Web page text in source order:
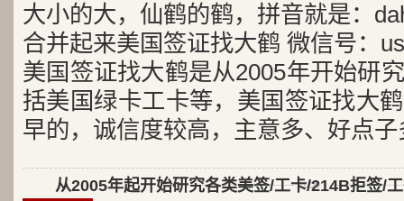
大小的大，仙鹤的鹤，拼音就是：
合并起来美国签证找大鹤 微信号：
美国签证找大鹤是从2005年开始研
括美国绿卡工卡等，美国签证找大
早的，诚信度较高，主意多、好点子
从2005年起开始研究各类美签/工卡/214B拒签/